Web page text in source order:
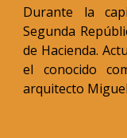
Durante la
Segunda
de Hacienda.
el conocido
arquitecto Miguel